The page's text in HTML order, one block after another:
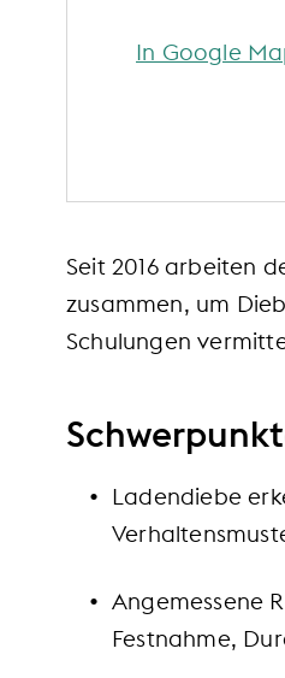
In Google
Seit 2016 arbeiten
zusammen, um
Schulungen
Ladendiebe
Angemessene
Festnahme,